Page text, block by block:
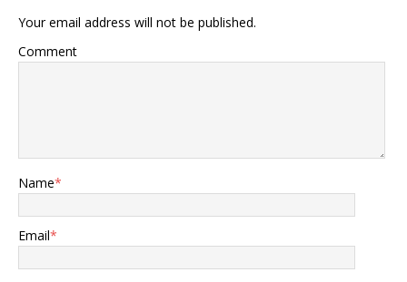
Your email address will not be published.
Comment
Name*
Email*